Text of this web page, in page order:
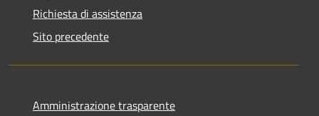
Richiesta di assistenza
Sito precedente
Amministrazione trasparente